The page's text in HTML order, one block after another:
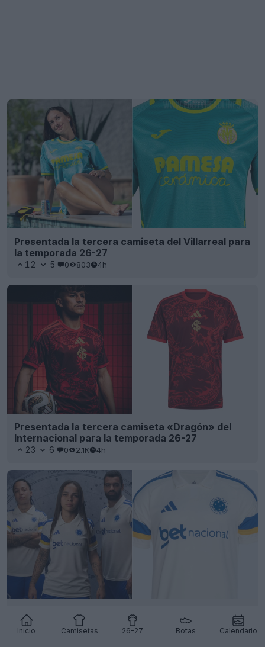
Inicio Camisetas 26-27 Botas Calendario
Presentada la tercera camiseta del Villarreal para
la temporada 26-27
12 5 0 803 4h
Presentada la tercera camiseta «Dragón» del
Internacional para la temporada 26-27
23 6 0 2.1K 4h
Presentación de la tercera camiseta del Cruzeiro
para la temporada 26-27
22 0 1.1K